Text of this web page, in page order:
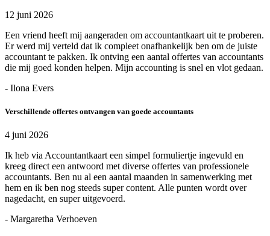
12 juni 2026
Een vriend heeft mij aangeraden om accountantkaart uit te proberen.
Er werd mij verteld dat ik compleet onafhankelijk ben om de juiste
accountant te pakken. Ik ontving een aantal offertes van accountants
die mij goed konden helpen. Mijn accounting is snel en vlot gedaan.
- Ilona Evers
Verschillende offertes ontvangen van goede accountants
4 juni 2026
Ik heb via Accountantkaart een simpel formuliertje ingevuld en
kreeg direct een antwoord met diverse offertes van professionele
accountants. Ben nu al een aantal maanden in samenwerking met
hem en ik ben nog steeds super content. Alle punten wordt over
nagedacht, en super uitgevoerd.
- Margaretha Verhoeven